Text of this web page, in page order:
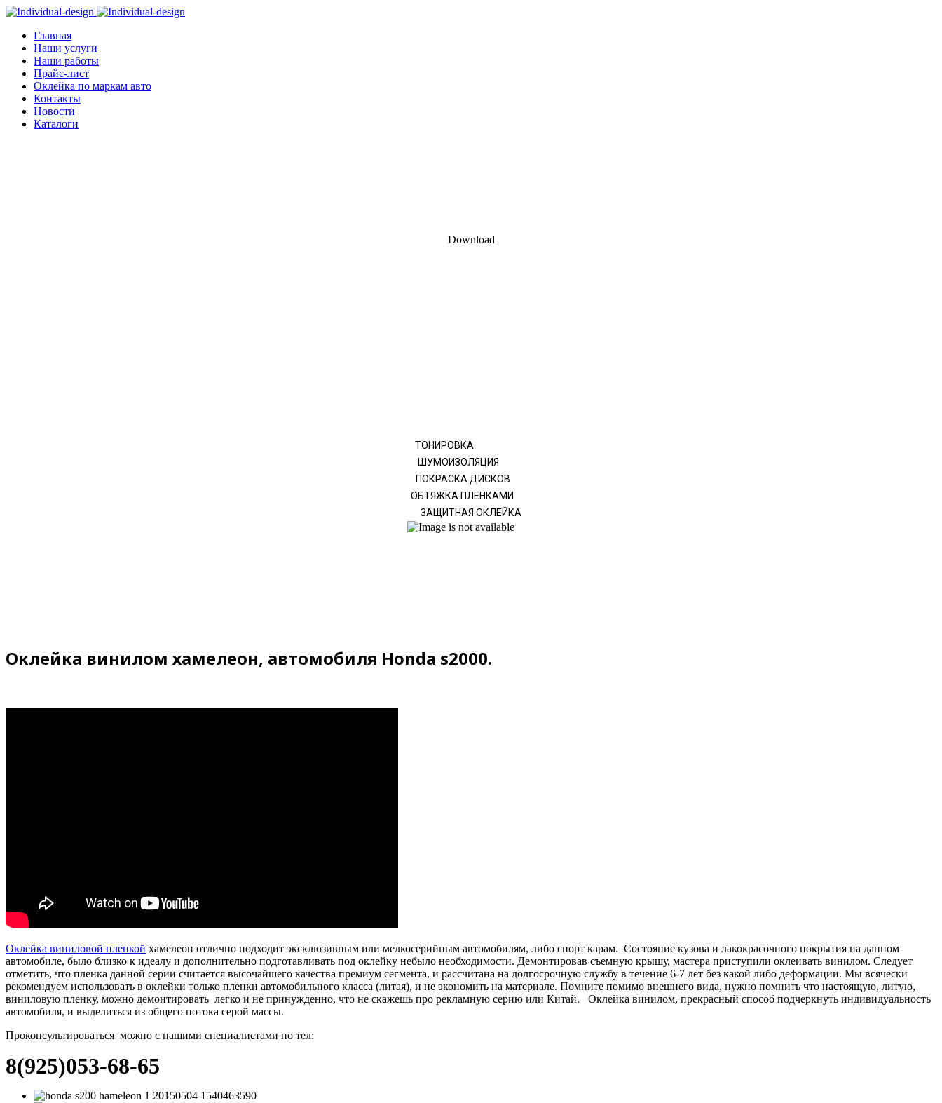
Главная
Наши услуги
Наши работы
Прайс-лист
Оклейка по маркам авто
Контакты
Новости
Каталоги
Download
ТОНИРОВКА
ШУМОИЗОЛЯЦИЯ
ПОКРАСКА ДИСКОВ
ОБТЯЖКА ПЛЕНКАМИ
ЗАЩИТНАЯ ОКЛЕЙКА
Оклейка винилом хамелеон, автомобиля Honda s2000.
Оклейка виниловой пленкой хамелеон отлично подходит эксклюзивным или мелкосерийным автомобилям, либо спорт карам. Состояние кузова и лакокрасочного покрытия на данном
автомобиле, было близко к идеалу и дополнительно подготавливать под оклейку небыло необходимости. Демонтировав съемную крышу, мастера приступили оклеивать винилом. Следует
отметить, что пленка данной серии считается высочайшего качества премиум сегмента, и рассчитана на долгосрочную службу в течение 6-7 лет без какой либо деформации. Мы всячески
рекомендуем использовать в оклейки только пленки автомобильного класса (литая), и не экономить на материале. Помните помимо внешнего вида, нужно помнить что настоящую, литую,
виниловую пленку, можно демонтировать легко и не принужденно, что не скажешь про рекламную серию или Китай. Оклейка винилом, прекрасный способ подчеркнуть индивидуальность
автомобиля, и выделиться из общего потока серой массы.
Проконсультироваться можно с нашими специалистами по тел:
8(925)053-68-65